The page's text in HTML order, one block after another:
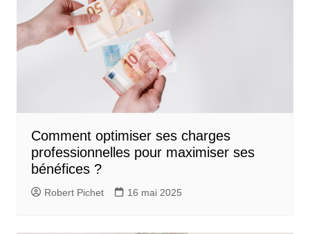
Comment optimiser ses charges
professionnelles pour maximiser ses
bénéfices ?
Robert Pichet 16 mai 2025